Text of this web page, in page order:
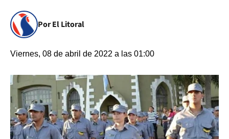
Por El Litoral
Viernes, 08 de abril de 2022 a las 01:00